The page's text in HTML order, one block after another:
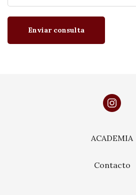
Enviar consulta
ACADEMIA
Contacto